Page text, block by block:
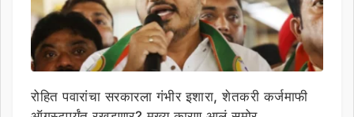
रोहित पवारांचा सरकारला गंभीर इशारा, शेतकरी कर्जमाफी